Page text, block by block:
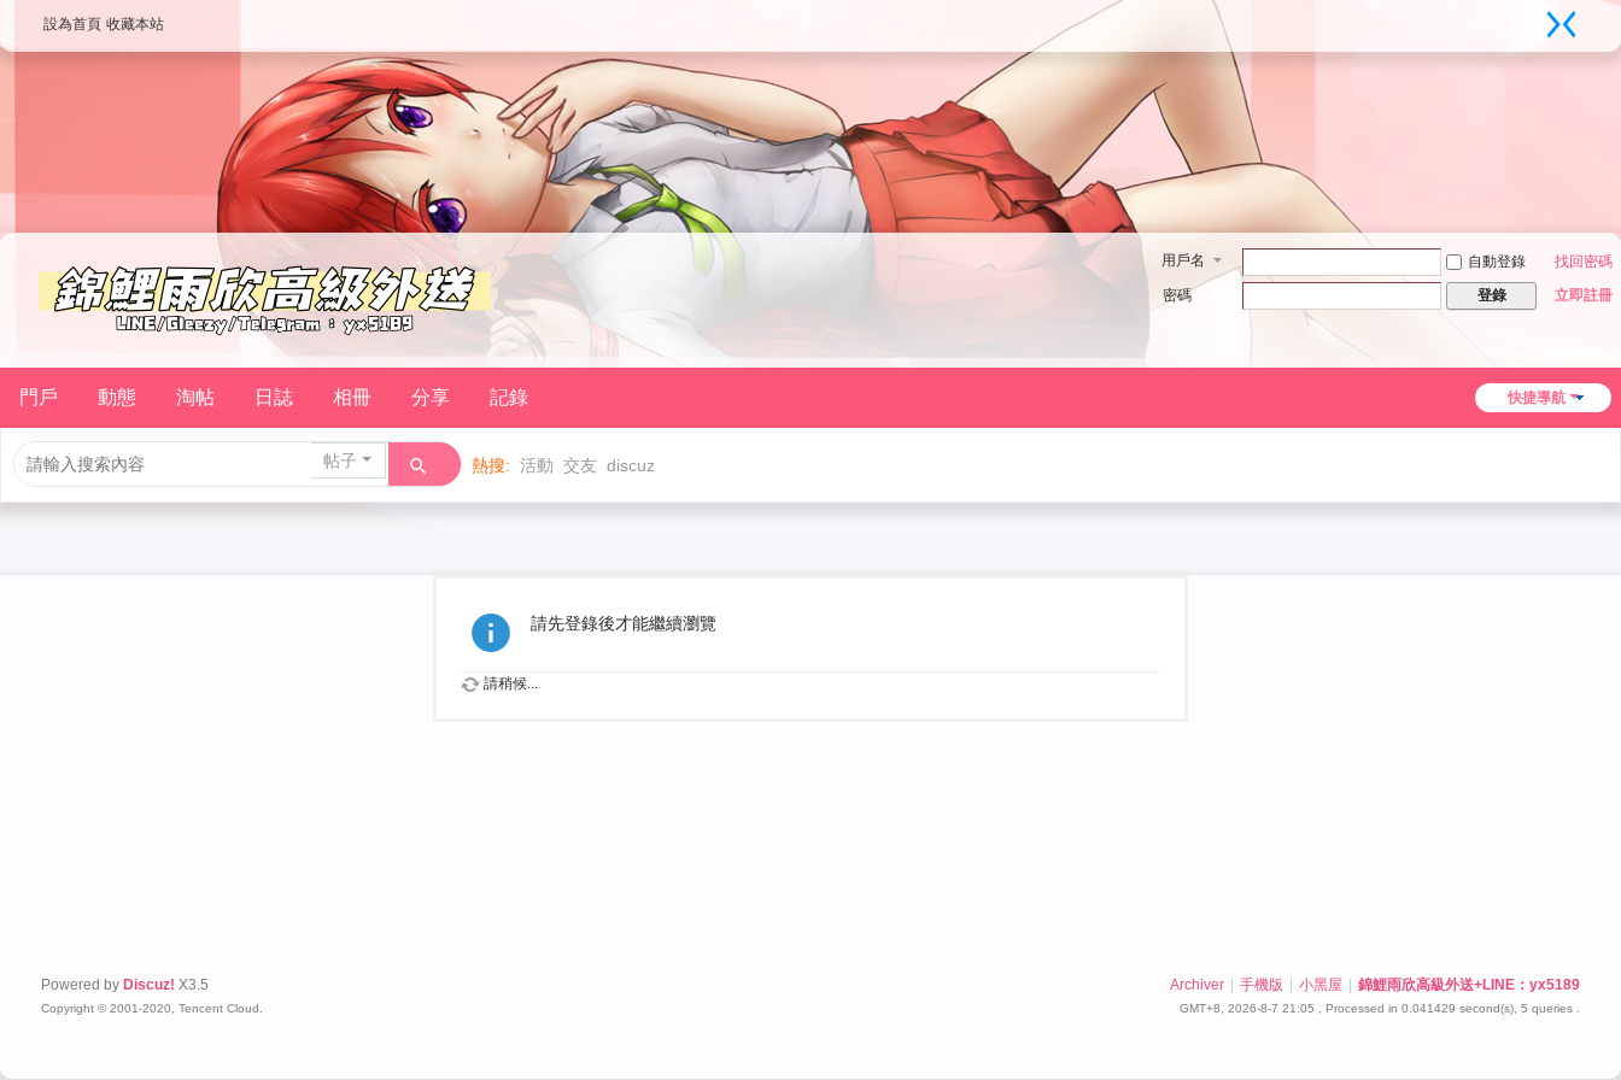
設為首頁 收藏本站
用戶名 自動登錄
找回密碼
密碼
登錄 立即註冊
快捷導航
門戶 動態 淘帖 日誌 相冊 分享 記錄
帖子 熱搜: 活動 交友 discuz
請先登錄後才能繼續瀏覽
請稍候...
Archiver 手機版 小黑屋 錦鯉雨欣高級外送+LINE：yx5189
GMT+8, 2026-8-7 21:05 , Processed in 0.041429 second(s), 5 queries .
Powered by Discuz! X3.5
Copyright © 2001-2020, Tencent Cloud.